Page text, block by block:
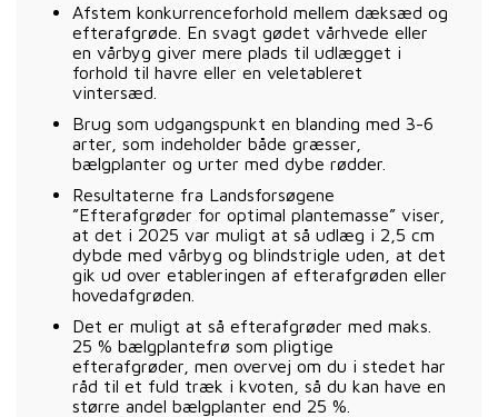
Afstem konkurrenceforhold mellem dæksæd og
efterafgrøde. En svagt gødet vårhvede eller
en vårbyg giver mere plads til udlægget i
forhold til havre eller en veletableret
vintersæd.
Brug som udgangspunkt en blanding med 3-6
arter, som indeholder både græsser,
bælgplanter og urter med dybe rødder.
Resultaterne fra Landsforsøgene
”Efterafgrøder for optimal plantemasse” viser,
at det i 2025 var muligt at så udlæg i 2,5 cm
dybde med vårbyg og blindstrigle uden, at det
gik ud over etableringen af efterafgrøden eller
hovedafgrøden.
Det er muligt at så efterafgrøder med maks.
25 % bælgplantefrø som pligtige
efterafgrøder, men overvej om du i stedet har
råd til et fuld træk i kvoten, så du kan have en
større andel bælgplanter end 25 %.